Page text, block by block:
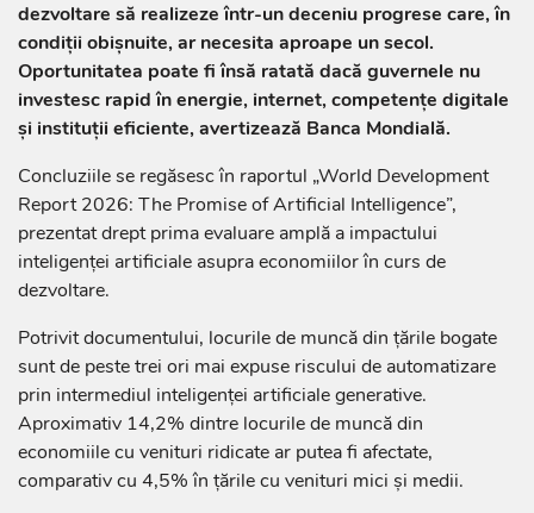
dezvoltare să realizeze într-un deceniu progrese care, în
condiții obișnuite, ar necesita aproape un secol.
Oportunitatea poate fi însă ratată dacă guvernele nu
investesc rapid în energie, internet, competențe digitale
și instituții eficiente, avertizează Banca Mondială.
Concluziile se regăsesc în raportul „World Development
Report 2026: The Promise of Artificial Intelligence”,
prezentat drept prima evaluare amplă a impactului
inteligenței artificiale asupra economiilor în curs de
dezvoltare.
Potrivit documentului, locurile de muncă din țările bogate
sunt de peste trei ori mai expuse riscului de automatizare
prin intermediul inteligenței artificiale generative.
Aproximativ 14,2% dintre locurile de muncă din
economiile cu venituri ridicate ar putea fi afectate,
comparativ cu 4,5% în țările cu venituri mici și medii.